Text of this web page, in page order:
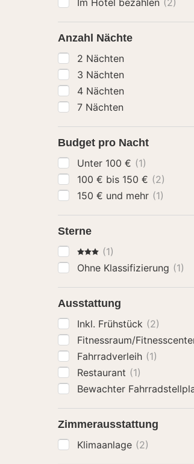
Im Hotel bezahlen (2)
Anzahl Nächte
2 Nächten
3 Nächten
4 Nächten
7 Nächten
Budget pro Nacht
Unter 100 € (1)
100 € bis 150 € (2)
150 € und mehr (1)
Sterne
3 Sterne
(1)
Ohne Klassifizierung (1)
Ausstattung
Inkl. Frühstück (2)
Fitnessraum/
Fahrradverleih (1)
Restaurant (1)
Bewachter
Zimmerausstattung
Klimaanlage (2)